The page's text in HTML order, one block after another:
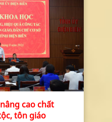
cao chất
tôn giáo